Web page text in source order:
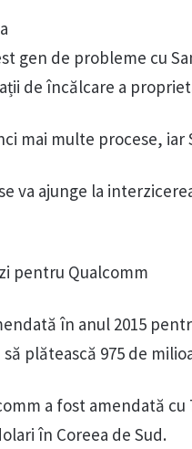
gen de probleme cu
de încălcare a
mai multe procese,
va ajunge la
pentru Qualcomm
în anul 2015
plătească 975 de
a fost amendată
în Coreea de Sud.